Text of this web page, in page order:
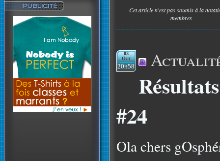
Cet article n'est pas soumis à la
membres
03
Oct
20h58
#24
Ola chers